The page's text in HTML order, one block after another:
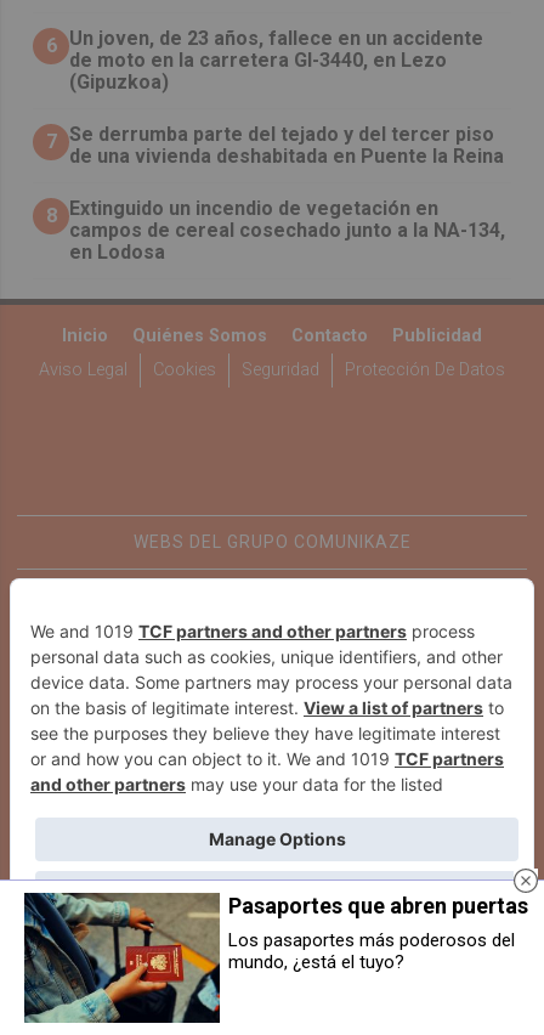
6 Un joven, de 23 años, fallece en un accidente
de moto en la carretera GI-3440, en Lezo
(Gipuzkoa)
7 Se derrumba parte del tejado y del tercer piso
de una vivienda deshabitada en Puente la Reina
8
Extinguido un incendio de vegetación en
campos de cereal cosechado junto a la NA-134,
en Lodosa
Inicio Quiénes Somos Contacto
Publicidad
Aviso Legal
Cookies Seguridad Protección De Datos
WEBS DEL GRUPO COMUNIKAZE
La comunidad energética de
Uharte abre sus puertas a nuevos
socios tras un año de producción
solar
Dos heridos leves en una pelea
Pasaportes que abren puertas
Los pasaportes más poderosos del
mundo, ¿está el tuyo?